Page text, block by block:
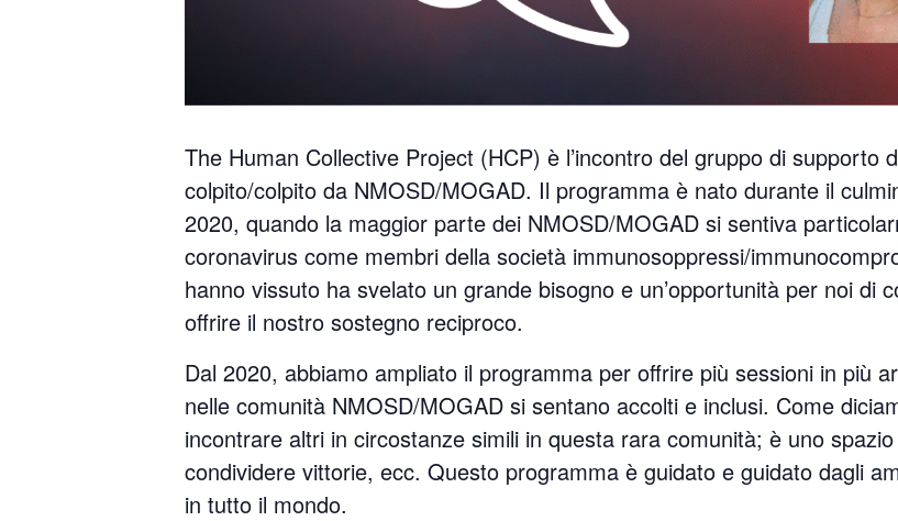
The Human Collective Project (HCP) è l’incontro del gruppo di supporto
colpito/colpito da NMOSD/MOGAD. Il programma è nato durante il
2020, quando la maggior parte dei NMOSD/MOGAD si sentiva
coronavirus come membri della società immunosoppressi/
hanno vissuto ha svelato un grande bisogno e un’opportunità per noi di
offrire il nostro sostegno reciproco.
Dal 2020, abbiamo ampliato il programma per offrire più sessioni in più
nelle comunità NMOSD/MOGAD si sentano accolti e inclusi. Come
incontrare altri in circostanze simili in questa rara comunità; è uno
condividere vittorie, ecc. Questo programma è guidato e guidato dagli
in tutto il mondo.